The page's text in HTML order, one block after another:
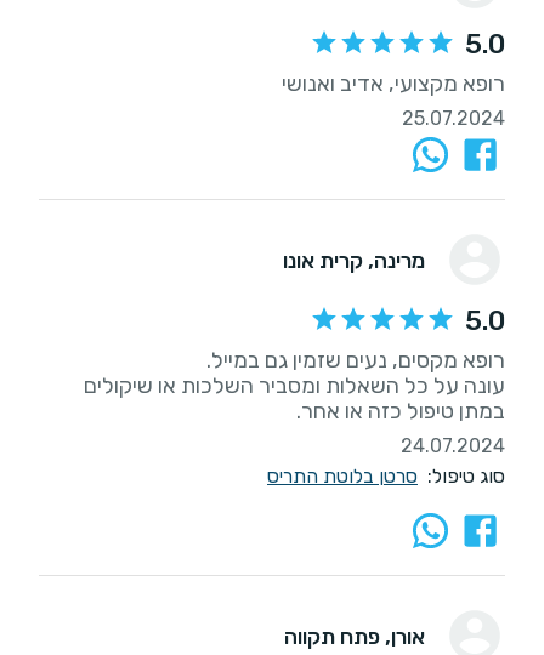
5.0
רופא מקצועי, אדיב ואנושי
25.07.2024
מרינה, קרית אונו
5.0
עונה על כל השאלות ומסביר השלכות או שיקולים
במתן טיפול כזה או אחר.
24.07.2024
סוג טיפול: סרטן בלוטת התריס
אורן, פתח תקווה